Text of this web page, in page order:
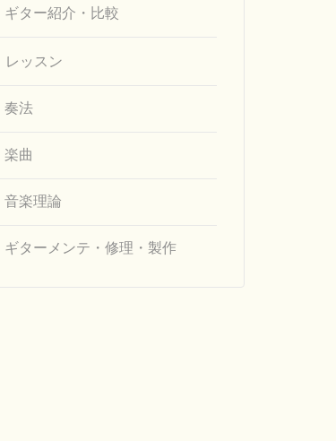
ギター紹介・比較
レッスン
奏法
楽曲
音楽理論
ギターメンテ・修理・製作